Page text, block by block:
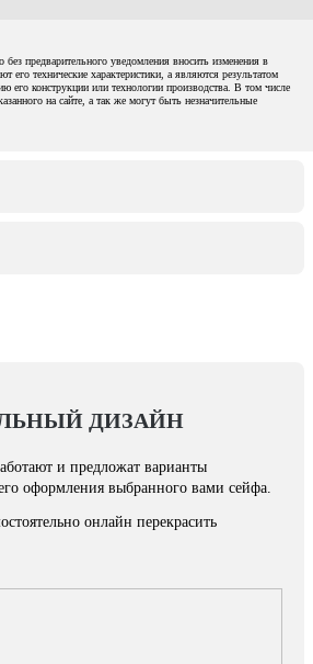
без предварительного уведомления вносить изменения в
его технические характеристики, а являются результатом
его конструкции или технологии производства. В том числе
на сайте, а так же могут быть незначительные
ДИЗАЙН
и предложат варианты
оформления выбранного вами сейфа.
онлайн перекрасить